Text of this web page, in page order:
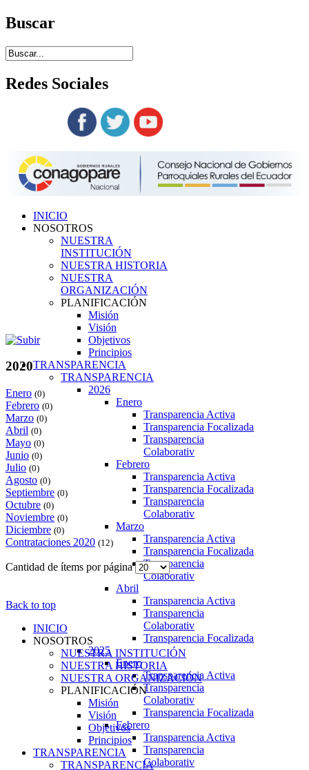
Buscar
Redes Sociales
INICIO
NOSOTROS
NUESTRA
INSTITUCIÓN
NUESTRA HISTORIA
NUESTRA
ORGANIZACIÓN
PLANIFICACIÓN
Misión
Visión
Objetivos
Principios
TRANSPARENCIA
TRANSPARENCIA
2026
Enero
Transparencia Activa
Transparencia Focalizada
Transparencia
Colaborativ
Febrero
Transparencia Activa
Transparencia Focalizada
Transparencia
Colaborativ
Marzo
Transparencia Activa
Transparencia Focalizada
Transparencia
Colaborativ
Abril
Transparencia Activa
Transparencia
Colaborativ
Transparencia Focalizada
2025
Enero
Transparencia Activa
Transparencia
Colaborativ
Transparencia Focalizada
Febrero
Transparencia Activa
Transparencia
Colaborativ
2020
Enero (0)
Febrero (0)
Marzo (0)
Abril (0)
Mayo (0)
Junio (0)
Julio (0)
Agosto (0)
Septiembre (0)
Octubre (0)
Noviembre (0)
Diciembre (0)
Contrataciones 2020 (12)
Cantidad de ítems por página
Back to top
INICIO
NOSOTROS
NUESTRA INSTITUCIÓN
NUESTRA HISTORIA
NUESTRA ORGANIZACIÓN
PLANIFICACIÓN
Misión
Visión
Objetivos
Principios
TRANSPARENCIA
TRANSPARENCIA